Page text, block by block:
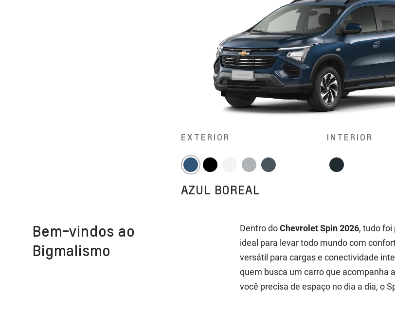
EXTERIOR INTERIOR
AZUL BOREAL
Bem-vindos ao
Bigmalismo
Dentro doChevrolet Spin 2026, tudo foi
ideal para levar todo mundo com
versátil para cargas e conectividade
quem busca um carro que acompanha
você precisa de espaço no dia a dia, o